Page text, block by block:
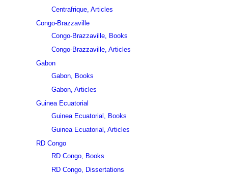
Centrafrique, Articles
Congo-Brazzaville
Congo-Brazzaville, Books
Congo-Brazzaville, Articles
Gabon
Gabon, Books
Gabon, Articles
Guinea Ecuatorial
Guinea Ecuatorial, Books
Guinea Ecuatorial, Articles
RD Congo
RD Congo, Books
RD Congo, Dissertations